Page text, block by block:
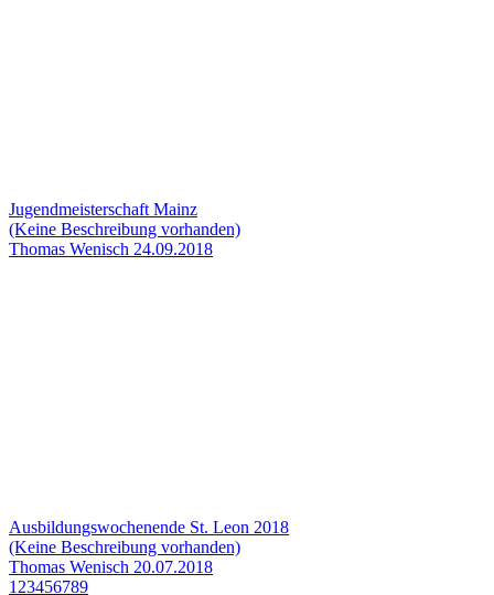
Jugendmeisterschaft Mainz
(Keine Beschreibung vorhanden)
Thomas Wenisch 24.09.2018
Ausbildungswochenende St. Leon 2018
(Keine Beschreibung vorhanden)
Thomas Wenisch 20.07.2018
1 23456789